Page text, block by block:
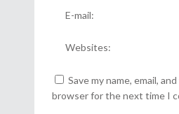
Save my name, email,
browser for the next time I